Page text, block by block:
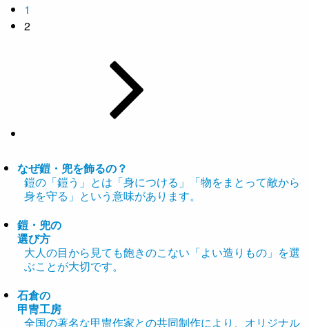
1
2
なぜ鎧・兜を飾るの？
鎧の「鎧う」とは「身につける」「物をまとって敵から
身を守る」という意味があります。
鎧・兜の
選び方
大人の目から見ても飽きのこない「よい造りもの」を選
ぶことが大切です。
石倉の
甲冑工房
全国の著名な甲冑作家との共同制作により、オリジナル